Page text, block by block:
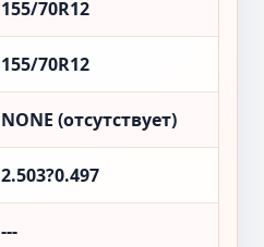
155/70R12
155/70R12
NONE (отсутствует)
2.503?0.497
---